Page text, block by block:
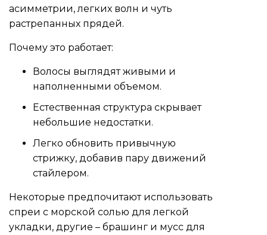
асимметрии, легких волн и чуть
растрепанных прядей.
Почему это работает:
Волосы выглядят живыми и
наполненными объемом.
Естественная структура скрывает
небольшие недостатки.
Легко обновить привычную
стрижку, добавив пару движений
стайлером.
Некоторые предпочитают использовать
спреи с морской солью для легкой
укладки, другие – брашинг и мусс для